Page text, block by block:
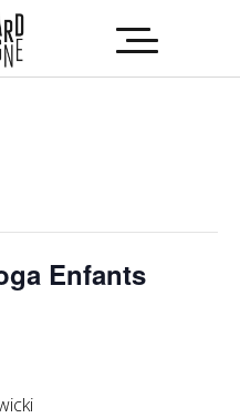
Enfants